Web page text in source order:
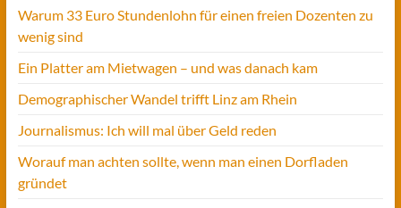
Warum 33 Euro Stundenlohn für einen freien Dozenten zu
wenig sind
Ein Platter am Mietwagen – und was danach kam
Demographischer Wandel trifft Linz am Rhein
Journalismus: Ich will mal über Geld reden
Worauf man achten sollte, wenn man einen Dorfladen
gründet